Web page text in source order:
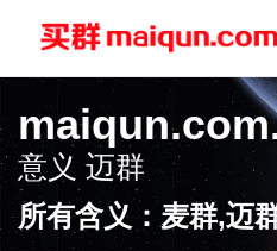
意义迈群
所有含义：麦群,迈